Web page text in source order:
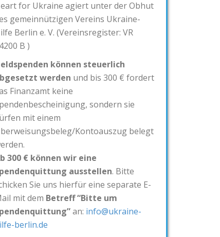
for Ukraine agiert unter der Obhut
gemeinnützigen Vereins Ukraine-
Berlin e. V. (Vereinsregister: VR
B )
können steuerlich
werden und bis 300 € fordert
Finanzamt keine
sondern sie
mit einem
Kontoauszug belegt
300 € können wir eine
ausstellen. Bitte
Sie uns hierfür eine separate E-
mit dem Betreff “Bitte um
an: info@ukraine-
berlin.de